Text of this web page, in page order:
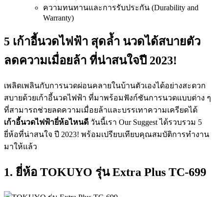
ความทนทานและการรับประกัน (Durability and
Warranty)
5 เก้าอี้นวดไฟฟ้า สุดล้ำ นวดได้สบายตัว
ลดความเมื่อยล้า ที่น่าสนใจปี 2023!
เพลิดเพลินกับการนวดผ่อนคลายในบ้านตัวเองได้อย่างสะดวก
สบายด้วยเก้าอี้นวดไฟฟ้า ที่มาพร้อมฟังก์ชันการนวดแบบต่าง ๆ
ที่สามารถช่วยลดความเมื่อยล้าและบรรเทาความเครียดได้
เก้าอี้นวดไฟฟ้ายี่ห้อไหนดี วันนี้เรา Our Suggest ได้รวบรวม 5
ยี่ห้อที่น่าสนใจ ปี 2023! พร้อมเปรียบเทียบคุณสมบัติการทำงาน
มาให้แล้ว
1. ยี่ห้อ TOKUYO รุ่น Extra Plus TC-699